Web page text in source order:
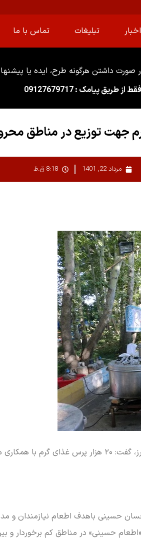
تبلیغات تماس با ما
داشتن هرگونه طرح، ایده یا
فقط از طریق پیامک : 09127679717
مرداد 22, 1401 8:18 ق.ظ
معاون توسعه مشارکت‌های مردمی کمیته امداد امام (ره)
در قالب طرح «اطعام حسینی» در مناطق کم